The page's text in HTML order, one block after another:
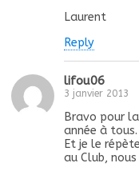
Laurent
Reply
lifou06
3 janvier 2013
Bravo pour
année à tous.
Et je le
au Club,